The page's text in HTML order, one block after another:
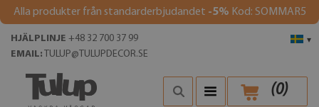
Alla produkter från standarderbjudandet -5% Kod: SOMMAR5
▾
HJÄLPLINJE +48 32 700 37 99
EMAIL: TULUP@TULUPDECOR.SE
(0)